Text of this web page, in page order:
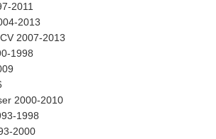
2011
2013
2007-2013
1998
2000-2010
1998
2000